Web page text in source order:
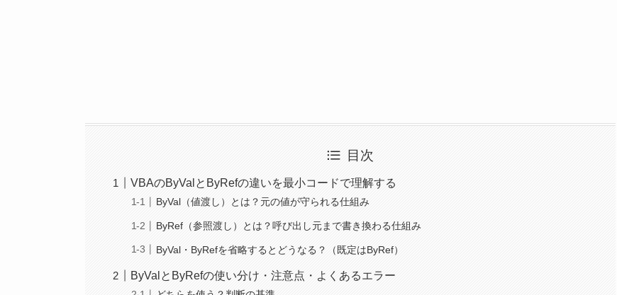
目次
VBAのByValとByRefの違いを最小コードで理解する
ByVal（値渡し）とは？元の値が守られる仕組み
ByRef（参照渡し）とは？呼び出し元まで書き換わる仕組み
ByVal・ByRefを省略するとどうなる？（既定はByRef）
ByValとByRefの使い分け・注意点・よくあるエラー